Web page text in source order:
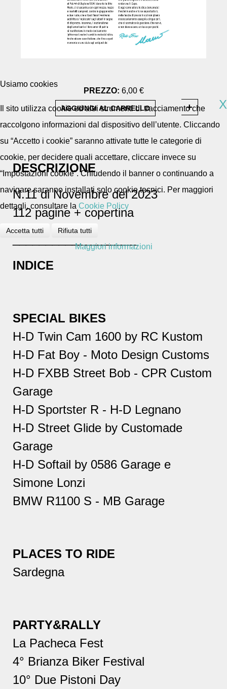
PREZZO: 6,00 €
DESCRIZIONE
N.11 di Novembre del 2023
112 pagine + copertina
INDICE
SPECIAL BIKES
H-D Twin Cam 1600 by RC Kustom
H-D Fat Boy - Moto Design Customs
H-D FXBB Street Bob - CPR Custom
Garage
H-D Sportster R - H-D Legnano
H-D Street Glide by Customade
Garage
H-D Softail by 0586 Garage e
Simone Lonzi
BMW R1100 S - MB Garage
PLACES TO RIDE
Sardegna
PARTY&RALLY
La Pacheca Fest
4° Brianza Biker Festival
10° Due Pistoni Day
Usiamo cookies
X
Il sito utilizza cookie ed altri strumenti di tracciamento che
raccolgono informazioni dal dispositivo dell’utente. Cliccando
su “Accetto i cookie” saranno attivate tutte le categorie di
cookie, per decidere quali accettare, cliccare invece su
“Impostazioni cookie”. Chiudendo il banner o continuando a
navigare saranno installati solo cookie tecnici. Per maggiori
dettagli, consultare la Cookie Policy
Accetta tutti Rifiuta tutti
Maggiori informazioni